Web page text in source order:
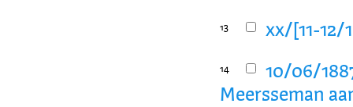
13 xx/[11-12/
14
10/06/
Meersseman